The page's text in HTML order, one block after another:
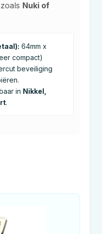
Nuki of
64mm x
compact)
beveiliging
in Nikkel,
.